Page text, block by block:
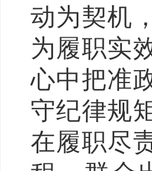
动为契机
为履职实
心中把准
守纪律规
在履职尽